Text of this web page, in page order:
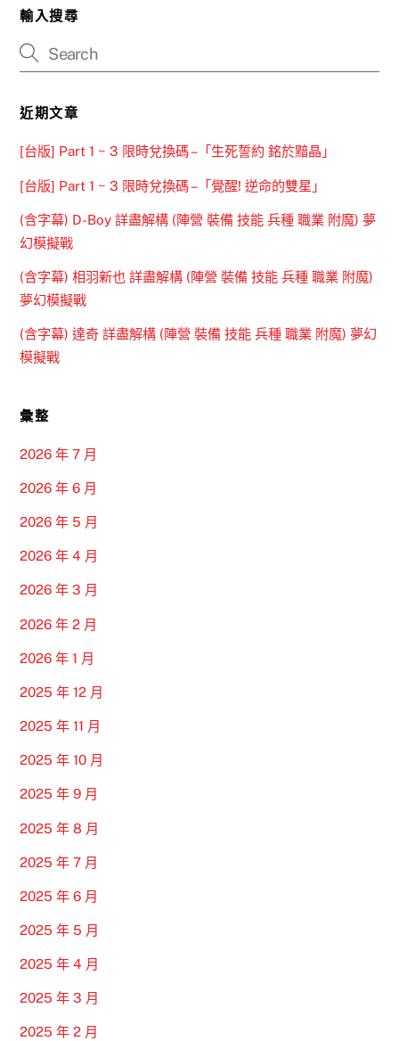
輸入搜尋
近期文章
[台版] Part 1 ~ 3 限時兌換碼 –「生死誓約 銘於黯晶」
[台版] Part 1 ~ 3 限時兌換碼 –「覺醒! 逆命的雙星」
(含字幕) D-Boy 詳盡解構 (陣營 裝備 技能 兵種 職業 附魔) 夢
幻模擬戰
(含字幕) 相羽新也 詳盡解構 (陣營 裝備 技能 兵種 職業 附魔)
夢幻模擬戰
(含字幕) 達奇 詳盡解構 (陣營 裝備 技能 兵種 職業 附魔) 夢幻
模擬戰
彙整
2026 年 7 月
2026 年 6 月
2026 年 5 月
2026 年 4 月
2026 年 3 月
2026 年 2 月
2026 年 1 月
2025 年 12 月
2025 年 11 月
2025 年 10 月
2025 年 9 月
2025 年 8 月
2025 年 7 月
2025 年 6 月
2025 年 5 月
2025 年 4 月
2025 年 3 月
2025 年 2 月